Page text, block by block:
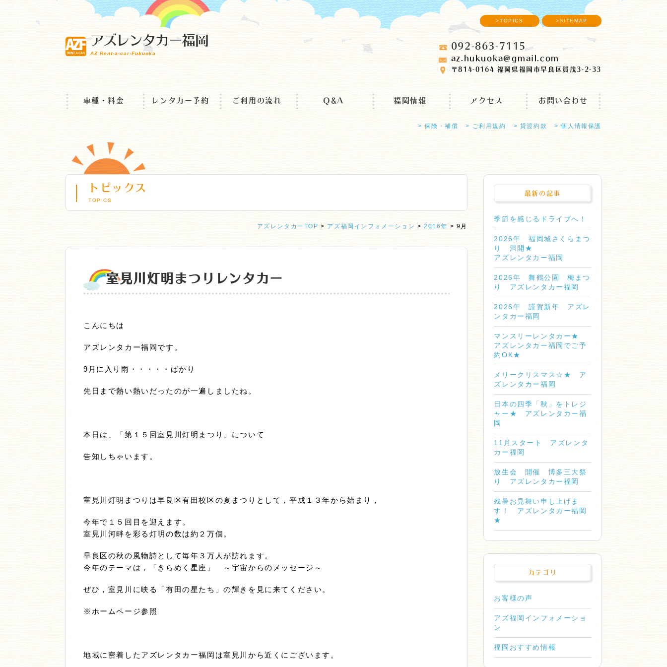
アズレンタカー福岡
AZ Rent-a-car-Fukuoka
>TOPICS >SITEMAP
092-863-7115
az.hukuoka gmail.com
〒814-0164 福岡県福岡市早良区賀茂3-2-33
車種・料金 レンタカー予約 ご利用の流れ Q&A 福岡情報 アクセス お問い合わせ
> 保険・補償 > ご利用規約 > 貸渡約款 > 個人情報保護
トピックス
TOPICS
アズレンタカーTOP > アズ福岡インフォメーション > 2016年 > 9月
室見川灯明まつりレンタカー
こんにちは
アズレンタカー福岡です。
9月に入り雨・・・・・ばかり
先日まで熱い熱いだったのが一遍しましたね。
本日は、「第１５回室見川灯明まつり」について
告知しちゃいます。
室見川灯明まつりは早良区有田校区の夏まつりとして，平成１３年から始まり，
今年で１５回目を迎えます。
室見川河畔を彩る灯明の数は約２万個。
早良区の秋の風物詩として毎年３万人が訪れます。
今年のテーマは，「きらめく星座」 ～宇宙からのメッセージ～
ぜひ，室見川に映る「有田の星たち」の輝きを見に来てください。
※ホームページ参照
地域に密着したアズレンタカー福岡は室見川から近くにございます。
最新の記事
季節を感じるドライブへ！
2026年 福岡城さくらまつ
り 満開★
アズレンタカー福岡
2026年 舞鶴公園 梅まつ
り アズレンタカー福岡
2026年 謹賀新年 アズレ
ンタカー福岡
マンスリーレンタカー★
アズレンタカー福岡でご予
約OK★
メリークリスマス☆★ ア
ズレンタカー福岡
日本の四季「秋」をトレジ
ャー★ アズレンタカー福
岡
11月スタート アズレンタ
カー福岡
放生会 開催 博多三大祭
り アズレンタカー福岡
残暑お見舞い申し上げま
す！ アズレンタカー福岡
★
カテゴリ
お客様の声
アズ福岡インフォメーショ
ン
福岡おすすめ情報